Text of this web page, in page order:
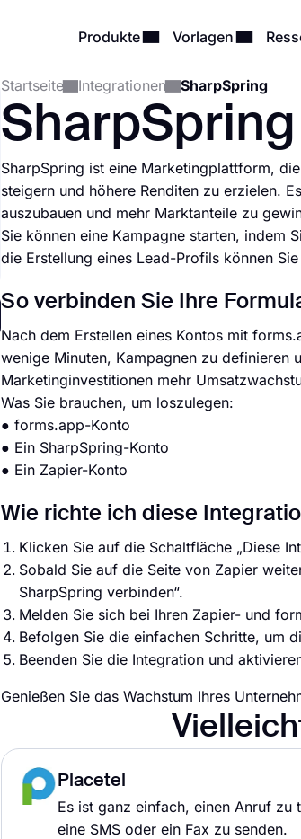
Produkte Vorlagen
Startseite Integrationen SharpSpring
SharpSpring
SharpSpring ist eine Marketingplattform,
steigern und höhere Renditen zu erzielen.
auszubauen und mehr Marktanteile zu
Sie können eine Kampagne starten, indem
die Erstellung eines Lead-Profils können
So verbinden Sie Ihre
Nach dem Erstellen eines Kontos mit
wenige Minuten, Kampagnen zu definieren
Marketinginvestitionen mehr
Was Sie brauchen, um loszulegen:
● forms.app-Konto
● Ein SharpSpring-Konto
● Ein Zapier-Konto
Wie richte ich diese
Klicken Sie auf die Schaltfläche „Diese
Sobald Sie auf die Seite von Zapier
SharpSpring verbinden“.
Melden Sie sich bei Ihren Zapier- und
Befolgen Sie die einfachen Schritte, um
Beenden Sie die Integration und
Genießen Sie das Wachstum Ihres
Placetel
Es ist ganz einfach, einen Anruf zu
eine SMS oder ein Fax zu senden.